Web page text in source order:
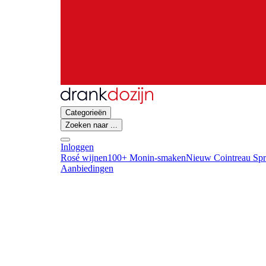
Categorieën
Zoeken naar ...
Inloggen
Rosé wijnen100+ Monin-smakenNieuw Cointreau
Aanbiedingen